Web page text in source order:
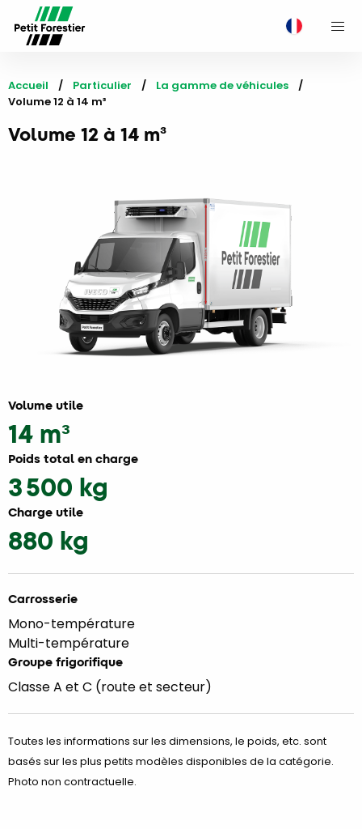
Accueil Particulier
La gamme de véhicules
Current:
Volume 12 à 14 m³
Volume 12 à 14 m³
Volume utile
14 m³
Poids total en charge
3 500 kg
Charge utile
880 kg
Carrosserie
Mono-température
Multi-température
Groupe frigorifique
Classe A et C (route et secteur)
Toutes les informations sur les dimensions, le poids, etc. sont
basés sur les plus petits modèles disponibles de la catégorie.
Photo non contractuelle.